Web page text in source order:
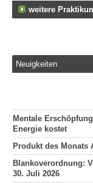
weitere
Neuigkeiten
Mentale
Energie kostet
Produkt des Monats
Blankoverordnung:
30. Juli 2026